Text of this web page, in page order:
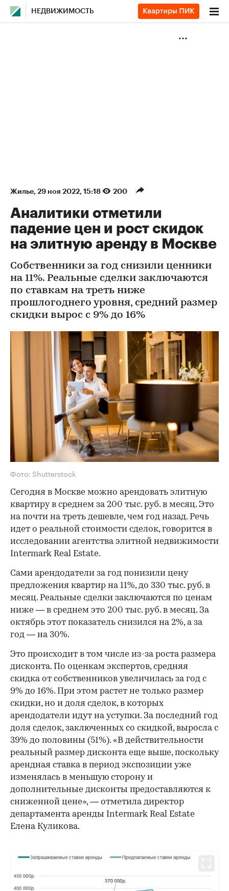
НЕДВИЖИМОСТЬ
Жилье⁠, 29 ноя 2022, 15:18 200
Аналитики отметили
падение цен и рост скидок
на элитную аренду в Москве
Собственники за год снизили ценники
на 11%. Реальные сделки заключаются
по ставкам на треть ниже
прошлогоднего уровня, средний размер
скидки вырос с 9% до 16%
Фото: Shutterstock
Сегодня в Москве можно арендовать элитную
квартиру в среднем за 200 тыс. руб. в месяц. Это
на почти на треть дешевле, чем год назад. Речь
идет о реальной стоимости сделок, говорится в
исследовании агентства элитной недвижимости
Intermark Real Estate.
Сами арендодатели за год понизили цену
предложения квартир на 11%, до 330 тыс. руб. в
месяц. Реальные сделки заключаются по ценам
ниже — в среднем это 200 тыс. руб. в месяц. За
октябрь этот показатель снизился на 2%, а за
год — на 30%.
Это происходит в том числе из-за роста размера
дисконта. По оценкам экспертов, средняя
скидка от собственников увеличилась за год с
9% до 16%. При этом растет не только размер
скидки, но и доля сделок, в которых
арендодатели идут на уступки. За последний год
доля сделок, заключенных со скидкой, выросла с
39% до половины (51%). «В действительности
реальный размер дисконта еще выше, поскольку
арендная ставка в период экспозиции уже
изменялась в меньшую сторону и
дополнительные дисконты предоставляются к
сниженной цене», — отметила директор
департамента аренды Intermark Real Estate
Елена Куликова.